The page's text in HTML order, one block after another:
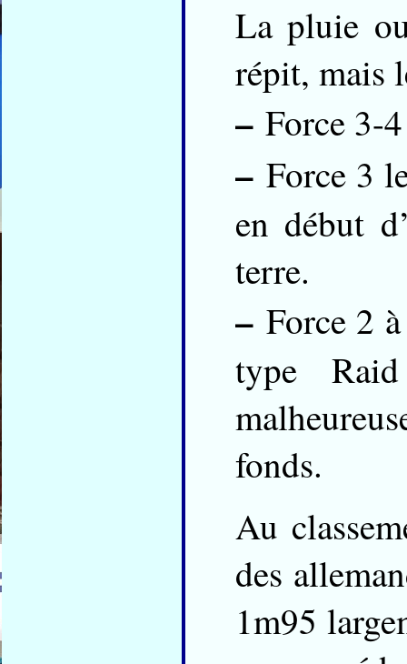
La pluie
répit, mais
–Force 3-4
–Force 3
en début
terre.
–Force 2 à
type
fonds.
Au
des
1m95